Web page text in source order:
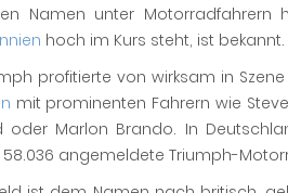
Namen unter
hoch im Kurs steht, ist bekannt.
profitierte von wirksam in
mit prominenten Fahrern wie
oder Marlon Brando. In
angemeldete Triumph-